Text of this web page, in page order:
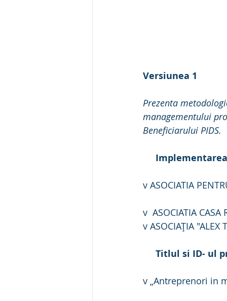
Versiunea 1
Prezenta
managementului
Beneficiarului PIDS.
v ASOCIATIA
v  ASOCIATIA
v ASOCIAȚIA
Titlul si ID- ul
v „Antreprenori in